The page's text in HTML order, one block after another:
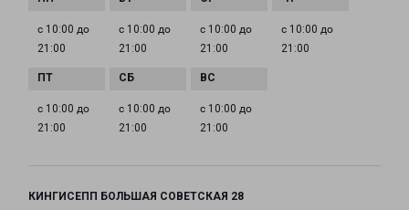
с 10:00 до
21:00
с 10:00 до
21:00
с 10:00 до
21:00
с 10:00 до
21:00
с 10:00 до
21:00
с 10:00 до
21:00
с 10:00 до
21:00
КИНГИСЕПП БОЛЬШАЯ СОВЕТСКАЯ 28